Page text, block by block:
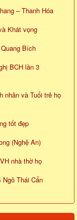
– Thanh Hóa
Khát vọng
Bích
BCH lần 3
nhân và Tuổi trẻ họ
tốt đẹp
(Nghệ An)
nhà thờ họ
Ngô Thái Cẩn